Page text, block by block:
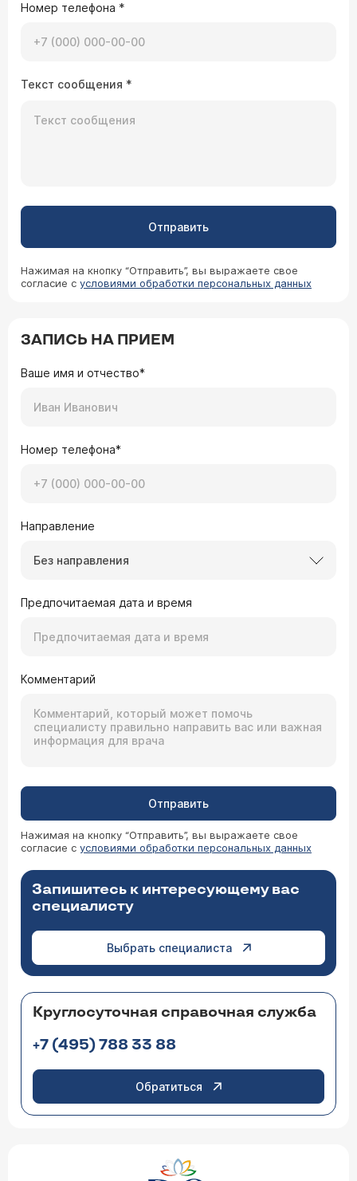
Номер телефона *
Текст сообщения *
Отправить
Нажимая на кнопку “Отправить”, вы выражаете свое
согласие с условиями обработки персональных данных
ЗАПИСЬ НА ПРИЕМ
Ваше имя и отчество*
Номер телефона*
Направление
Без направления
Предпочитаемая дата и время
Комментарий
Отправить
Нажимая на кнопку “Отправить”, вы выражаете свое
согласие с условиями обработки персональных данных
Запишитесь к интересующему вас
специалисту
Выбрать специалиста
Круглосуточная справочная служба
+7 (495) 788 33 88
Обратиться